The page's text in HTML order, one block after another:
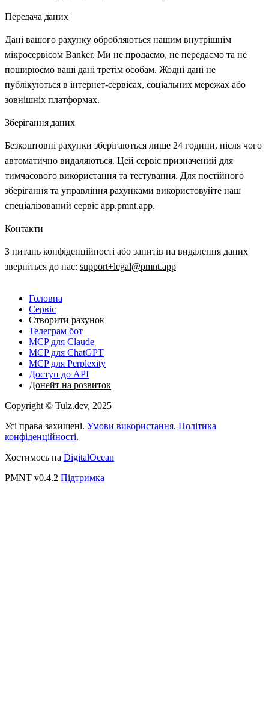
Передача даних
Дані вашого рахунку обробляються нашим внутрішнім
мікросервісом Banker. Ми не продаємо, не передаємо та не
поширюємо ваші дані третім особам. Жодні дані не
публікуються в інтернет-сервісах, соціальних мережах або
зовнішніх платформах.
Зберігання даних
Безкоштовні рахунки зберігаються лише 24 години, після чого
автоматично видаляються. Цей сервіс призначений для
тимчасового використання та тестування. Для постійного
зберігання та управління рахунками використовуйте наш
спеціалізований сервіс app.pmnt.app.
Контакти
З питань конфіденційності або запитів на видалення даних
зверніться до нас: support+legal@pmnt.app
Головна
Сервіс
Створити рахунок
Телеграм бот
MCP для Claude
MCP для ChatGPT
MCP для Perplexity
Доступ до API
Донейт на розвиток
Copyright © Tulz.dev, 2025
Усі права захищені. Умови використання. Політика
конфіденційності.
Хостимось на DigitalOcean
PMNT v0.4.2 Підтримка